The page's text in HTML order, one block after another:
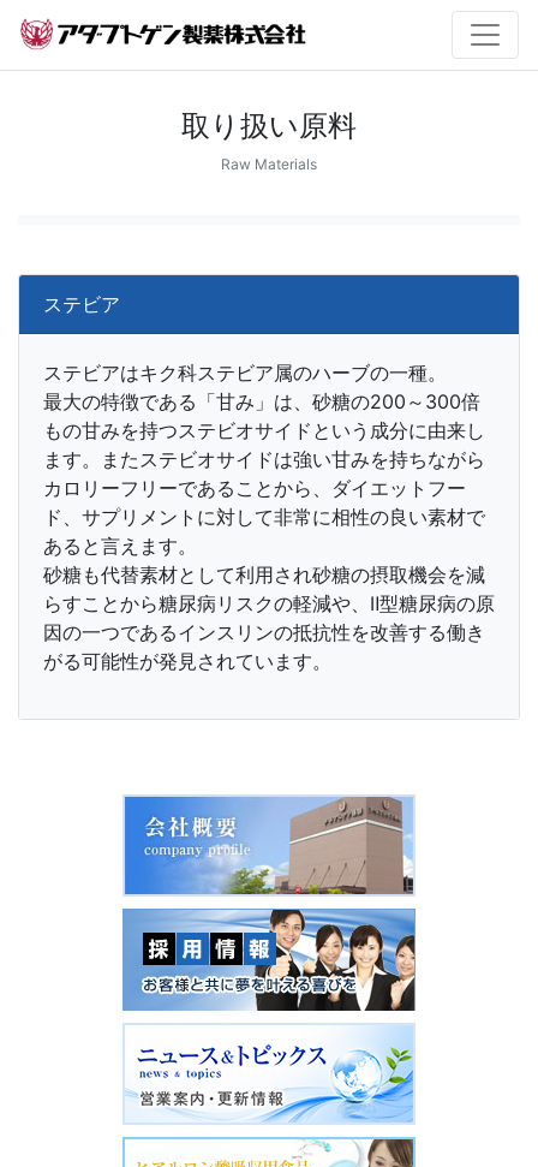
取り扱い原料
Raw Materials
ステビア
ステビアはキク科ステビア属のハーブの一種。
最大の特徴である「甘み」は、砂糖の200～300倍
もの甘みを持つステビオサイドという成分に由来し
ます。またステビオサイドは強い甘みを持ちながら
カロリーフリーであることから、ダイエットフー
ド、サプリメントに対して非常に相性の良い素材で
あると言えます。
砂糖も代替素材として利用され砂糖の摂取機会を減
らすことから糖尿病リスクの軽減や、Ⅱ型糖尿病の原
因の一つであるインスリンの抵抗性を改善する働き
がる可能性が発見されています。